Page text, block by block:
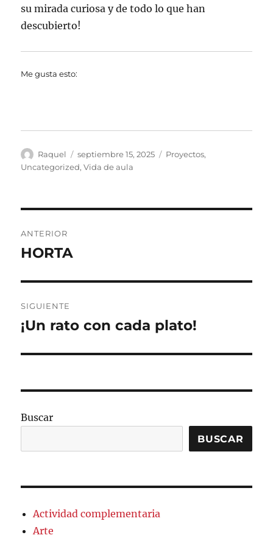
su mirada curiosa y de todo lo que han
descubierto!
Me gusta esto:
Autor
Raquel
Publicado
el
septiembre 15, 2025 Categorías
Proyectos,
Uncategorized,Vida de aula
de
ANTERIOR
Entrada
HORTA
SIGUIENTE
Entrada
¡Un rato con cada plato!
Buscar
BUSCAR
Actividad complementaria
Arte